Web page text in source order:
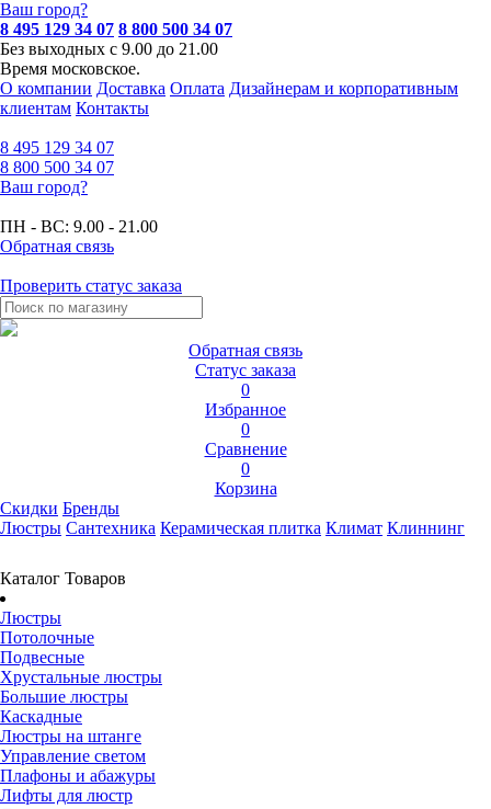
Ваш город?
8 495 129 34 07 8 800 500 34 07
Без выходных с 9.00 до 21.00
Время московское.
О компании Доставка Оплата Дизайнерам и корпоративным
клиентам Контакты
8 495 129 34 07
8 800 500 34 07
Ваш город?
ПН - ВС: 9.00 - 21.00
Обратная связь
Проверить статус заказа
Обратная связь
Статус заказа
0
Избранное
0
Сравнение
0
Корзина
Скидки Бренды
Люстры Сантехника Керамическая плитка Климат Клиннинг
Каталог Товаров
Люстры
Потолочные
Подвесные
Хрустальные люстры
Большие люстры
Каскадные
Люстры на штанге
Управление светом
Плафоны и абажуры
Лифты для люстр